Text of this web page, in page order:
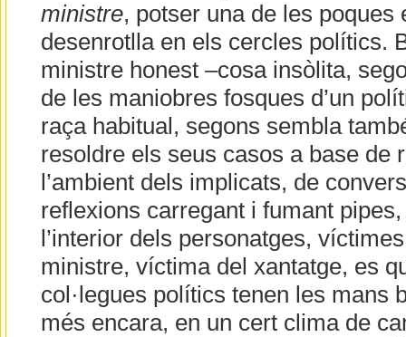
ministre, potser una de les poques
desenrotlla en els cercles polítics.
ministre honest –cosa insòlita,
de les maniobres fosques d’un
raça habitual, segons sembla
resoldre els seus casos a base de
l’ambient dels implicats, de
reflexions carregant i fumant
l’interior dels personatges,
ministre, víctima del xantatge, es
col·legues polítics tenen les mans
més encara, en un cert clima de